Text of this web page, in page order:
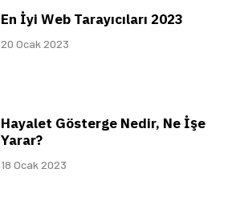
En İyi Web Tarayıcıları 2023
20 Ocak 2023
Hayalet Gösterge Nedir, Ne İşe
Yarar?
18 Ocak 2023